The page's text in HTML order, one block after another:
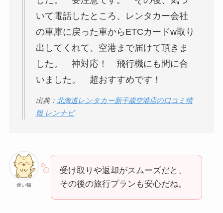
いて電話したところ、レンタカー会社
の車庫に戻った車からETCカードw取り
出してくれて、空港まで届けて頂きま
した。 神対応！ 飛行機にも間に合
いました。 超おすすめです！
出典： 北海道レンタカー新千歳空港店の口コミ情
報 レンナビ
迷い猫
受け取りや返却がスムーズだと、
その後の旅行プランも安心だね。